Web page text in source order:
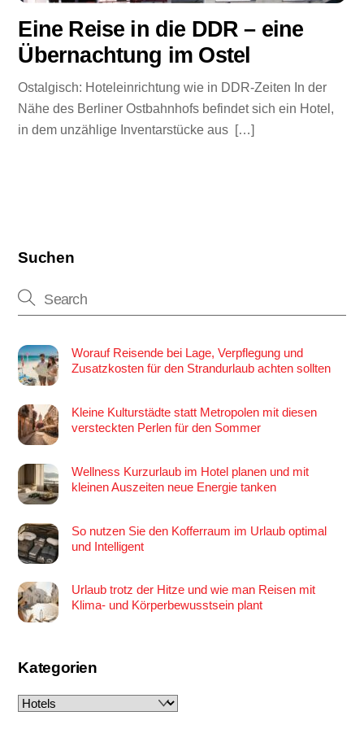
Eine Reise in die DDR – eine
Übernachtung im Ostel
Ostalgisch: Hoteleinrichtung wie in DDR-Zeiten In der
Nähe des Berliner Ostbahnhofs befindet sich ein Hotel,
in dem unzählige Inventarstücke aus […]
Suchen
Worauf Reisende bei Lage, Verpflegung und
Zusatzkosten für den Strandurlaub achten sollten
Kleine Kulturstädte statt Metropolen mit diesen
versteckten Perlen für den Sommer
Wellness Kurzurlaub im Hotel planen und mit
kleinen Auszeiten neue Energie tanken
So nutzen Sie den Kofferraum im Urlaub optimal
und Intelligent
Urlaub trotz der Hitze und wie man Reisen mit
Klima- und Körperbewusstsein plant
Kategorien
Kategorien